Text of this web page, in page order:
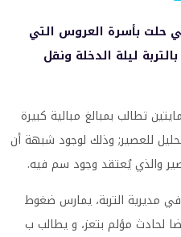
حلت بأسرة العروس التي
ليلة الدخلة ونقل
تطالب بمبالغ مبالية كبيرة
للعصير; وذلك لوجود شبهة أن
والذي يُعتقد وجود سم فيه.
مديرية التربة، يمارس ضغوط
لحادث مؤلم بتعز، و يطالب ب